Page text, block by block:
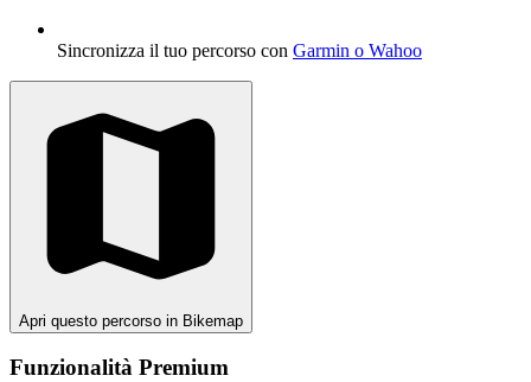
Sincronizza il tuo percorso con Garmin o Wahoo
Apri questo percorso in Bikemap
Funzionalità Premium